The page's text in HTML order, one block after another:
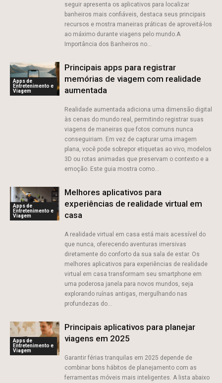
seguir apresenta os aplicativos para localizar
banheiros mais confiáveis, destaca seus principais
recursos e mostra maneiras práticas de aproveitá-los
ao máximo durante viagens pelo mundo.A
Importância dos Banheiros no...
Apps de
Entretenimento e
Viagem
Principais apps para registrar
memórias de viagem com realidade
aumentada
Realidade aumentada adiciona uma dimensão digital
às cenas do mundo real, permitindo registrar suas
viagens de maneiras que fotos comuns nunca
conseguiriam. Em vez de capturar uma imagem
plana, você pode sobrepor etiquetas ao vivo, modelos
3D ou rotas animadas que preservam o contexto e a
emoção. Este guia mostra como...
Apps de
Entretenimento e
Viagem
Melhores aplicativos para
experiências de realidade virtual em
casa
A realidade virtual em casa está mais acessível do
que nunca, oferecendo aventuras imersivas
diretamente do conforto da sua sala de estar. Os
melhores aplicativos para experiências de realidade
virtual em casa transformam seu smartphone em
uma poderosa janela para novos mundos, seja
explorando ruínas antigas, mergulhando nas
profundezas do...
Apps de
Entretenimento e
Viagem
Principais aplicativos para planejar
viagens em 2025
Garantir férias tranquilas em 2025 depende de
combinar bons hábitos de planejamento com as
ferramentas móveis mais inteligentes. A lista abaixo